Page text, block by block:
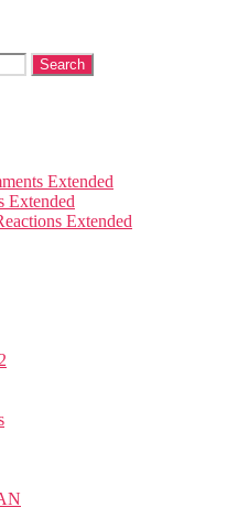
Extended
Extended
Extended